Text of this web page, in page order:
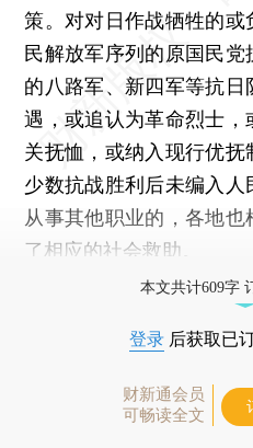
策。对对日作战牺牲的或
民解放军序列的原国民
的八路军、新四军等抗
遇，或追认为革命烈士
关抚恤，或纳入现行优
少数抗战胜利后未编入
从事其他职业的，各地
了相应的社会救助。
本文共计609字
登录 后获取已
财新通会员
可畅读全文